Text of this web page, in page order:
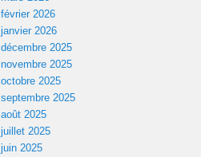
février 2026
janvier 2026
décembre 2025
novembre 2025
octobre 2025
septembre 2025
août 2025
juillet 2025
juin 2025